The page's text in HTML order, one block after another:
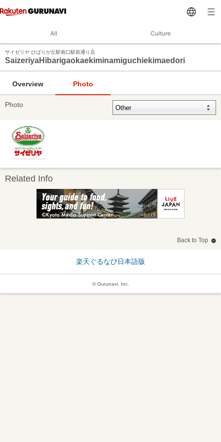
All Culture
サイゼリヤ ひばりが丘駅南口駅前通り店
SaizeriyaHibarigaokaekiminamiguchiekimaedori
Overview Photo
Photo
Related Info
Back to Top
楽天ぐるなび日本語版
© Gurunavi, Inc.